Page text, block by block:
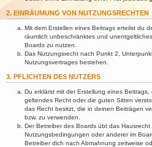
2. EINRÄUMUNG VON NUTZUNGSRECHTEN
Mit dem Erstellen eines Beitrags erteilst du
räumlich unbeschränktes und
Boards zu nutzen.
Das Nutzungsrecht nach Punkt 2,
Nutzungsvertrages bestehen.
3. PFLICHTEN DES NUTZERS
Du erklärst mit der Erstellung eines
geltendes Recht oder die guten Sitten
das Recht besitzt, die in deinen Beiträgen
bzw. zu verwenden.
Der Betreiber des Boards übt das
Nutzungsbedingungen oder anderer im
Betreiber dich nach Abmahnung zeitweise